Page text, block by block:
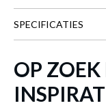
HOOGTE
Meer afmetingen
SPECIFICATIES
OP
Spot
toegevoegd